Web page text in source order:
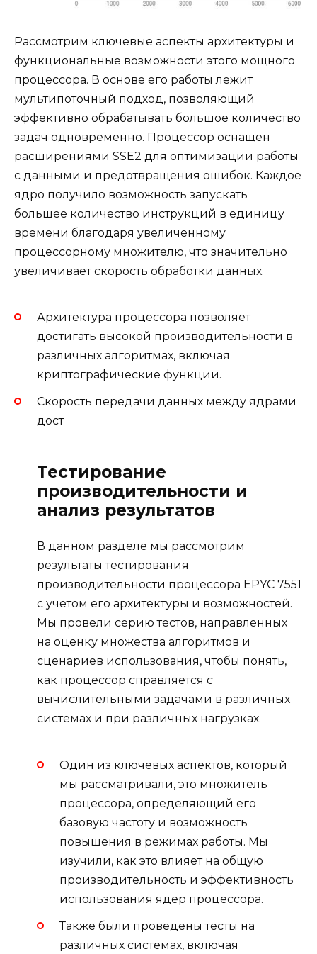
Рассмотрим ключевые аспекты архитектуры и
функциональные возможности этого мощного
процессора. В основе его работы лежит
мультипоточный подход, позволяющий
эффективно обрабатывать большое количество
задач одновременно. Процессор оснащен
расширениями SSE2 для оптимизации работы
с данными и предотвращения ошибок. Каждое
ядро получило возможность запускать
большее количество инструкций в единицу
времени благодаря увеличенному
процессорному множителю, что значительно
увеличивает скорость обработки данных.
Архитектура процессора позволяет
достигать высокой производительности в
различных алгоритмах, включая
криптографические функции.
Скорость передачи данных между ядрами
дост
Тестирование
производительности и
анализ результатов
В данном разделе мы рассмотрим
результаты тестирования
производительности процессора EPYC 7551
с учетом его архитектуры и возможностей.
Мы провели серию тестов, направленных
на оценку множества алгоритмов и
сценариев использования, чтобы понять,
как процессор справляется с
вычислительными задачами в различных
системах и при различных нагрузках.
Один из ключевых аспектов, который
мы рассматривали, это множитель
процессора, определяющий его
базовую частоту и возможность
повышения в режимах работы. Мы
изучили, как это влияет на общую
производительность и эффективность
использования ядер процессора.
Также были проведены тесты на
различных системах, включая